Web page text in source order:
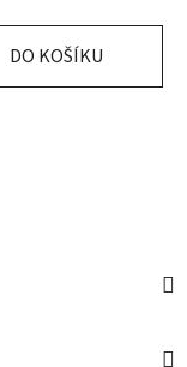
DO KOŠÍKU